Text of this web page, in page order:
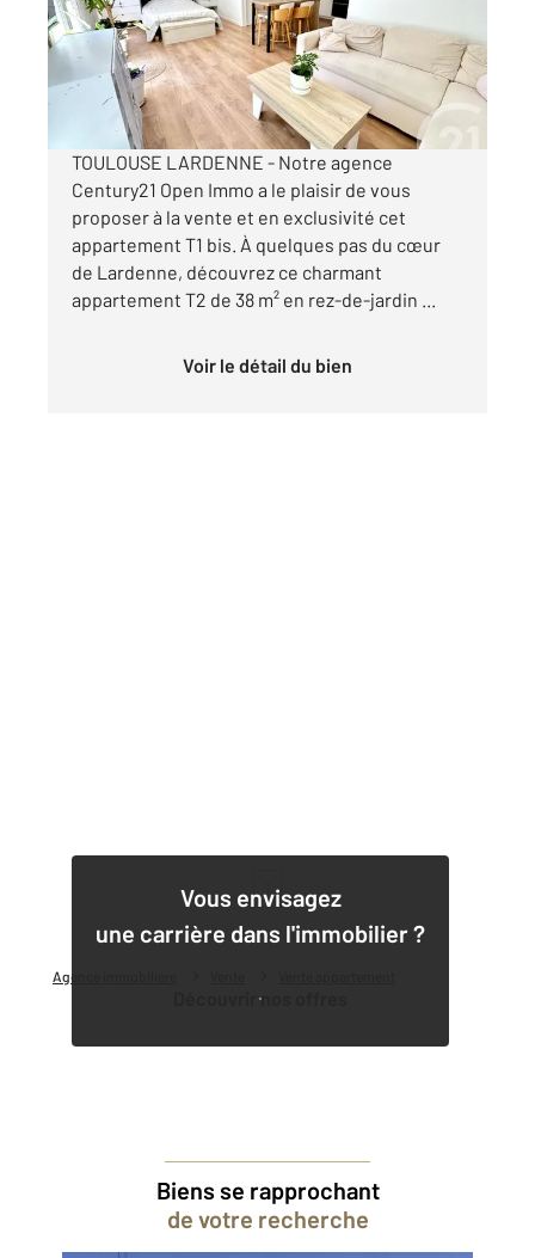
Agence immobilière
Appartement F1 Bis à vendre
129 000 €
Visiter le site dédié
TOULOUSE LARDENNE - Notre agence
Century21 Open Immo a le plaisir de vous
proposer à la vente et en exclusivité cet
appartement T1 bis. À quelques pas du cœur
de Lardenne, découvrez ce charmant
appartement T2 de 38 m² en rez-de-jardin ...
Voir le détail du bien
Vous envisagez
une carrière dans l'immobilier ?
Découvrir nos offres
Biens se rapprochant
de votre recherche